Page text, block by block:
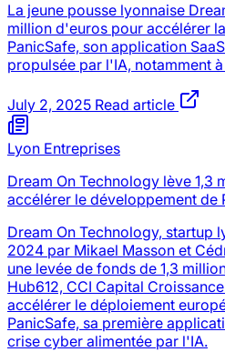
La jeune pousse lyonnaise
million d'euros pour accélérer
PanicSafe, son application
propulsée par l'IA, notamment
July 2, 2025 Read article
Lyon Entreprises
Dream On Technology lève 1,3
accélérer le développement de
Dream On Technology, startup
2024 par Mikael Masson et
une levée de fonds de 1,3
Hub612, CCI Capital
accélérer le déploiement
PanicSafe, sa première
crise cyber alimentée par l'IA.